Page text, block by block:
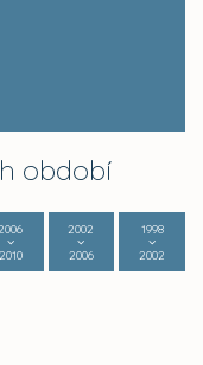
období
2010
2002
2006
1998
2002